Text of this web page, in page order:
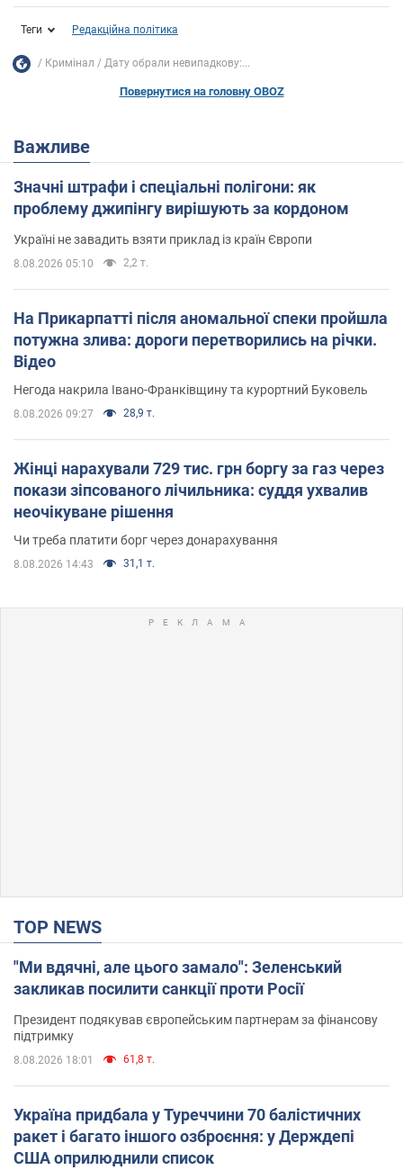
Теги Редакційна політика
Кримінал Дату обрали невипадкову:...
Повернутися на головну OBOZ
Важливе
Значні штрафи і спеціальні полігони: як
проблему джипінгу вирішують за кордоном
Україні не завадить взяти приклад із країн Європи
8.08.2026 05:10 2,2 т.
На Прикарпатті після аномальної спеки пройшла
потужна злива: дороги перетворились на річки.
Відео
Негода накрила Івано-Франківщину та курортний Буковель
8.08.2026 09:27 28,9 т.
Жінці нарахували 729 тис. грн боргу за газ через
покази зіпсованого лічильника: суддя ухвалив
неочікуване рішення
Чи треба платити борг через донарахування
8.08.2026 14:43 31,1 т.
TOP NEWS
"Ми вдячні, але цього замало": Зеленський
закликав посилити санкції проти Росії
Президент подякував європейським партнерам за фінансову
підтримку
8.08.2026 18:01 61,8 т.
Україна придбала у Туреччини 70 балістичних
ракет і багато іншого озброєння: у Держдепі
США оприлюднили список